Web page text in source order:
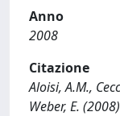
Anno
2008
Citazione
Aloisi, A.M.,
Weber, E.